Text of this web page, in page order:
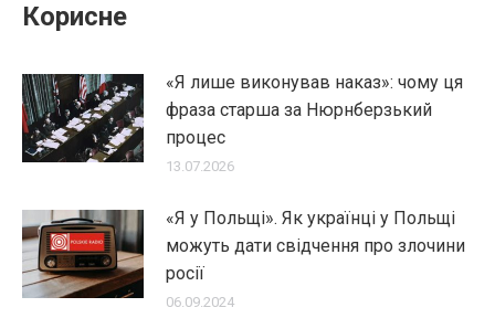
Корисне
«Я лише виконував наказ»: чому ця
фраза старша за Нюрнберзький
процес
13.07.2026
«Я у Польщі». Як українці у Польщі
можуть дати свідчення про злочини
росії
06.09.2024